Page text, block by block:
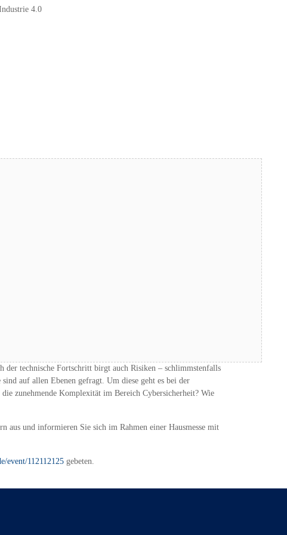
betroffen sein werden. Denn ohne Informationstechnik
der technische Fortschritt birgt auch Risiken – schlimmstenfalls
auf allen Ebenen gefragt. Um diese geht es bei der
zunehmende Komplexität im Bereich Cybersicherheit? Wie
aus und informieren Sie sich im Rahmen einer Hausmesse mit
event/112112125 gebeten.